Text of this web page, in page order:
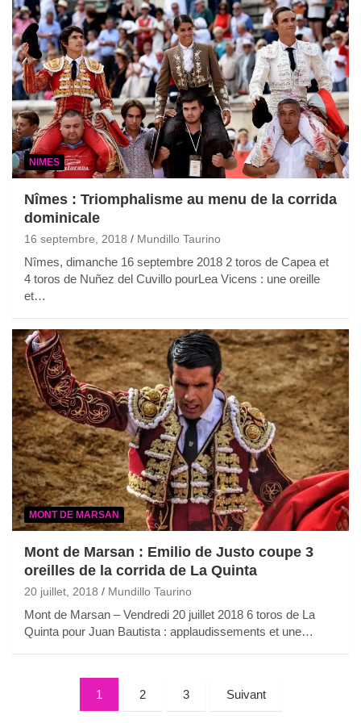
NIMES
Nîmes : Triomphalisme au menu de la corrida
dominicale
16 septembre, 2018 Mundillo Taurino
Nîmes, dimanche 16 septembre 2018 2 toros de Capea et
4 toros de Nuñez del Cuvillo pourLea Vicens : une oreille
et…
MONT DE MARSAN
Mont de Marsan : Emilio de Justo coupe 3
oreilles de la corrida de La Quinta
20 juillet, 2018 Mundillo Taurino
Mont de Marsan – Vendredi 20 juillet 2018 6 toros de La
Quinta pour Juan Bautista : applaudissements et une…
Pagination1 2 3 Suivant